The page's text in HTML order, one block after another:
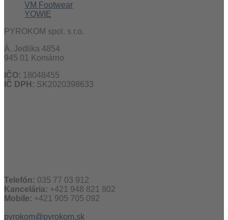
VM Footwear
YOWIE
PYROKOM spol. s r.o.
Á. Jedlika 4854
945 01 Komárno
IČO: 18048455
IČ DPH: SK2020398633
Telefón: 035 77 03 912
Kancelária: +421 948 821 802
Mobile: +421 905 705 092
pyrokom@pyrokom.sk